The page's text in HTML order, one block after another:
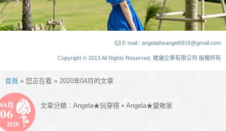
E-mail : angelatheangel0916@gmail.com
Copyright © 2013 All Rights Reserved. 崴儷企業有限公司 版權所有
首頁 » 您正在看 » 2020年04月的文章
04月
06
2020
文章分類： Angela★玩穿搭 • Angela★愛敗家